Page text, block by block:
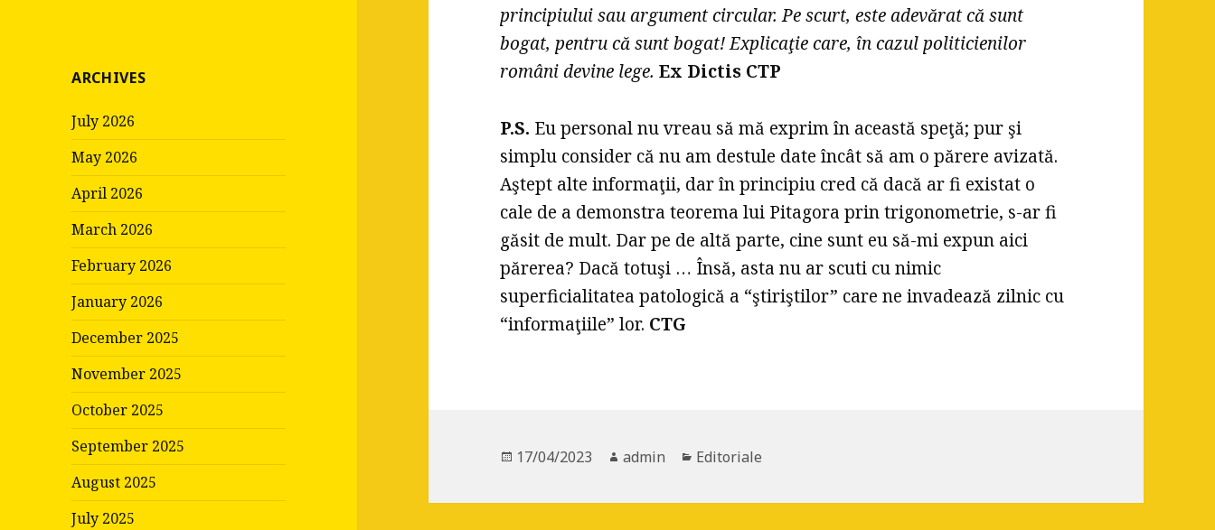
ARCHIVES
July 2026
May 2026
April 2026
March 2026
February 2026
January 2026
December 2025
November 2025
October 2025
September 2025
August 2025
July 2025
principiului sau argument circular. Pe scurt, este adevărat că sunt
bogat, pentru că sunt bogat! Explicaţie care, în cazul politicienilor
români devine lege. Ex Dictis CTP
P.S. Eu personal nu vreau să mă exprim în această speţă; pur şi
simplu consider că nu am destule date încât să am o părere avizată.
Aştept alte informaţii, dar în principiu cred că dacă ar fi existat o
cale de a demonstra teorema lui Pitagora prin trigonometrie, s-ar fi
găsit de mult. Dar pe de altă parte, cine sunt eu să-mi expun aici
părerea? Dacă totuşi … Însă, asta nu ar scuti cu nimic
superficialitatea patologică a “ştiriştilor” care ne invadează zilnic cu
“informaţiile” lor. CTG
Posted
17/04/2023 Author
admin Categories
Editoriale